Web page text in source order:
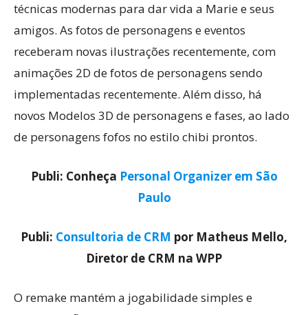
técnicas modernas para dar vida a Marie e seus
amigos. As fotos de personagens e eventos
receberam novas ilustrações recentemente, com
animações 2D de fotos de personagens sendo
implementadas recentemente. Além disso, há
novos Modelos 3D de personagens e fases, ao lado
de personagens fofos no estilo chibi prontos.
Publi: Conheça Personal Organizer em São
Paulo
Publi: Consultoria de CRM por Matheus Mello,
Diretor de CRM na WPP
O remake mantém a jogabilidade simples e